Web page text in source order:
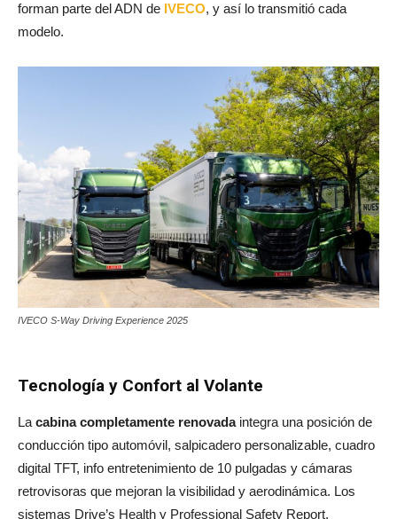
forman parte del ADN de IVECO, y así lo transmitió cada
modelo.
IVECO S-Way Driving Experience 2025
Tecnología y Confort al Volante
La cabina completamente renovadaintegra una posición de
conducción tipo automóvil, salpicadero personalizable, cuadro
digital TFT, info entretenimiento de 10 pulgadas y cámaras
retrovisoras que mejoran la visibilidad y aerodinámica. Los
sistemas Drive’s Health y Professional Safety Report,